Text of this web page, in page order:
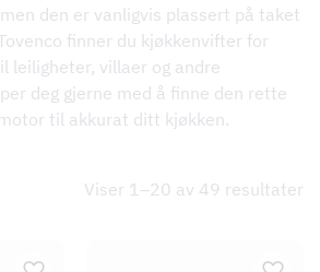
den er vanligvis plassert på taket
finner du kjøkkenvifter for
leiligheter, villaer og andre
deg gjerne med å finne den rette
til akkurat ditt kjøkken.
Viser 1–20 av 49 resultater